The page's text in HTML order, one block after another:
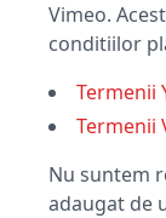
Vimeo.
conditiilor
Termenii
Termenii
Nu suntem
adaugat de